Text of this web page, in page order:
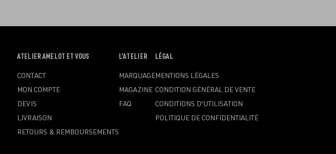
OUVRIR
MENU
ATELIER AMELOT ET VOUS
CONTACT
MON COMPTE
DEVIS
LIVRAISON
RETOURS & REMBOURSEMENTS
OUVRIR
MENU
L'ATELIER
MARQUAGE
MAGAZINE
FAQ
OUVRIR
MENU
LÉGAL
MENTIONS LÉGALES
CONDITION GÉNÉRAL DE VENTE
CONDITIONS D'UTILISATION
POLITIQUE DE CONFIDENTIALITÉ